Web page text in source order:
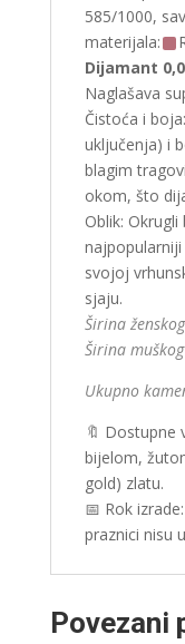
585/1000,
materijala:
Dijamant
Naglašava
Čistoća i
uključenja) i
blagim
okom, što
Oblik: Okrugli
svojoj
sjaju.
Širina
Širina
Ukupno
🔖 Dostupne
bijelom,
gold) zlatu.
📅 Rok
praznici nisu
Povezani